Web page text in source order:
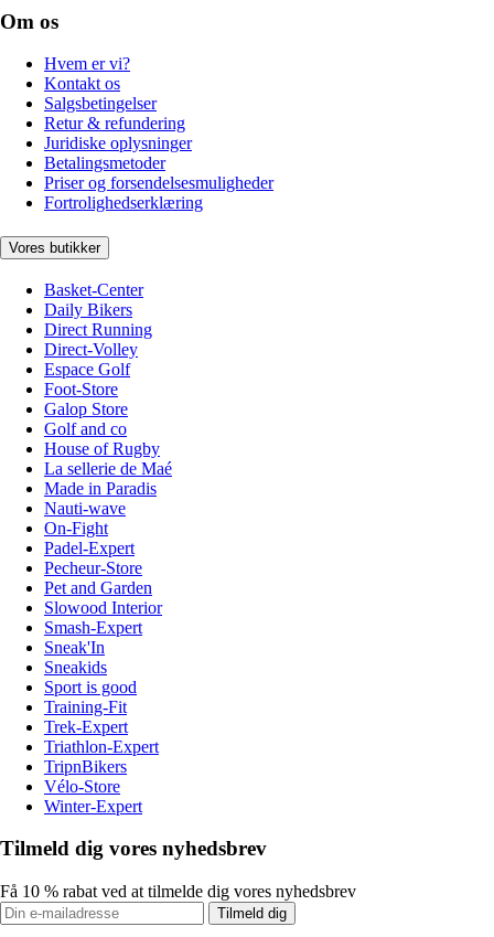
Om os
Hvem er vi?
Kontakt os
Salgsbetingelser
Retur & refundering
Juridiske oplysninger
Betalingsmetoder
Priser og forsendelsesmuligheder
Fortrolighedserklæring
Vores butikker
Basket-Center
Daily Bikers
Direct Running
Direct-Volley
Espace Golf
Foot-Store
Galop Store
Golf and co
House of Rugby
La sellerie de Maé
Made in Paradis
Nauti-wave
On-Fight
Padel-Expert
Pecheur-Store
Pet and Garden
Slowood Interior
Smash-Expert
Sneak'In
Sneakids
Sport is good
Training-Fit
Trek-Expert
Triathlon-Expert
TripnBikers
Vélo-Store
Winter-Expert
Tilmeld dig vores nyhedsbrev
Få 10 % rabat ved at tilmelde dig vores nyhedsbrev
Tilmeld dig